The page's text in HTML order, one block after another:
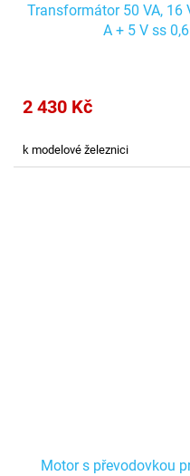
Transformátor 50 VA, 16
A + 5 V ss
2 430 Kč
k modelové železnici
Motor s převodovkou